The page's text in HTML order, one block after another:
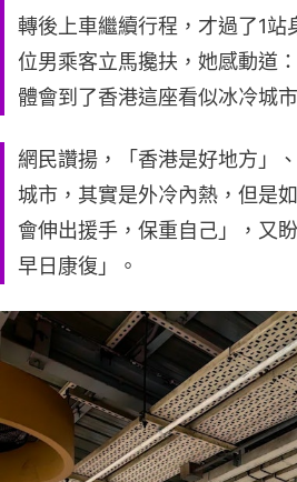
轉後上車繼續行程，才過了1站
位男乘客立馬攙扶，她感動道
體會到了香港這座看似冰冷城市
網民讚揚，「香港是好地方」
城市，其實是外冷內熱，但是
會伸出援手，保重自己」，又
早日康復」。